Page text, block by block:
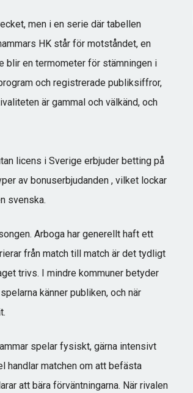
men i en serie där tabellen
HK står för motståndet, en
blir en termometer för stämningen i
och registrerade publiksiffror,
är gammal och välkänd, och
licens i Sverige erbjuder betting på
av bonuserbjudanden , vilket lockar
svenska.
Arboga har generellt haft ett
från match till match är det tydligt
trivs. I mindre kommuner betyder
känner publiken, och när
spelar fysiskt, gärna intensivt
handlar matchen om att befästa
att bära förväntningarna. När rivalen